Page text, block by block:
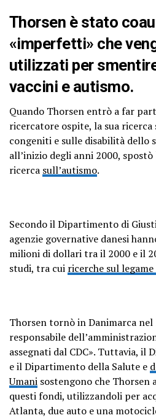
Thorsen è stato
«imperfetti» che
utilizzati per
vaccini e autismo.
Quando Thorsen entrò a far
ricercatore ospite, la sua
congeniti e sulle disabilità dello
all’inizio degli anni 2000,
ricerca sull’autismo.
Secondo il Dipartimento di
agenzie governative danesi
milioni di dollari tra il 2000 e il
studi, tra cui ricerche sul
Thorsen tornò in Danimarca nel
responsabile
assegnati dal CDC». Tuttavia, il
e il Dipartimento della Salute e
Umani sostengono che
questi fondi, utilizzandoli per
Atlanta, due auto e una